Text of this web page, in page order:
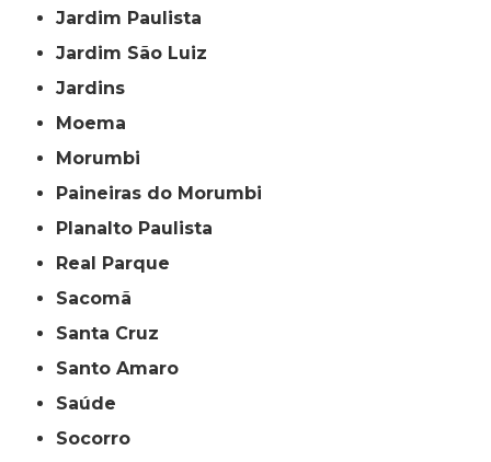
Jardim Paulista
Jardim São Luiz
Jardins
Moema
Morumbi
Paineiras do Morumbi
Planalto Paulista
Real Parque
Sacomã
Santa Cruz
Santo Amaro
Saúde
Socorro